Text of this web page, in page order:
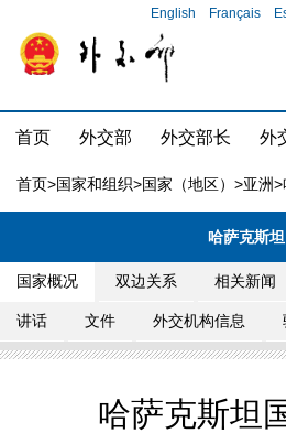
English Français
首页 外交部 外交部长 外
首页>国家和组织>国家（地区） >亚洲>
哈萨克斯坦
国家概况 双边关系 相关新闻
讲话 文件 外交机构信息
哈萨克斯坦